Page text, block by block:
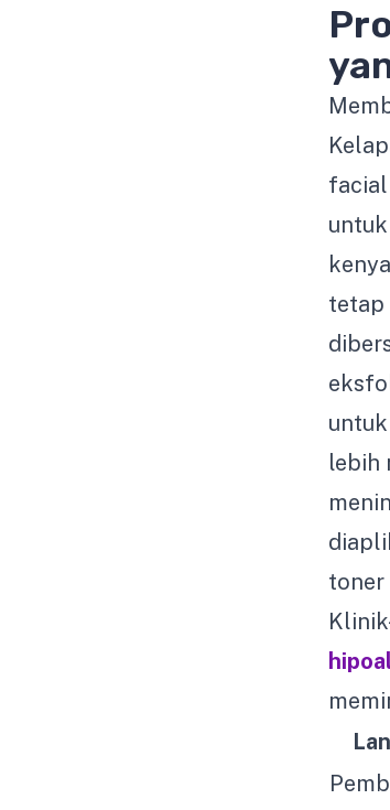
tetap
lebih
toner